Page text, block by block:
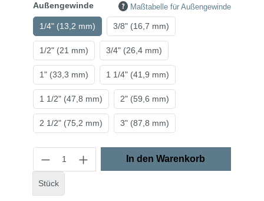
Außengewinde Maßtabelle für Außengewinde
1/4" (13,2 mm) 3/8" (16,7 mm)
1/2" (21 mm) 3/4" (26,4 mm)
1" (33,3 mm) 1 1/4" (41,9 mm)
1 1/2" (47,8 mm) 2" (59,6 mm)
2 1/2" (75,2 mm) 3" (87,8 mm)
Stück
In den Warenkorb